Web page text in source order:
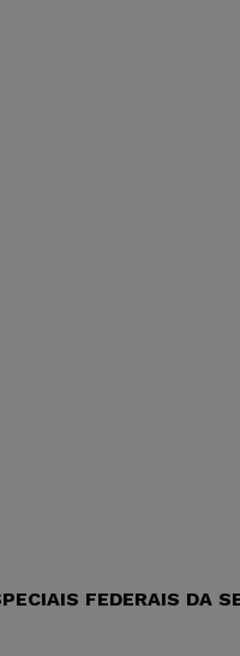
FEDERAIS DA